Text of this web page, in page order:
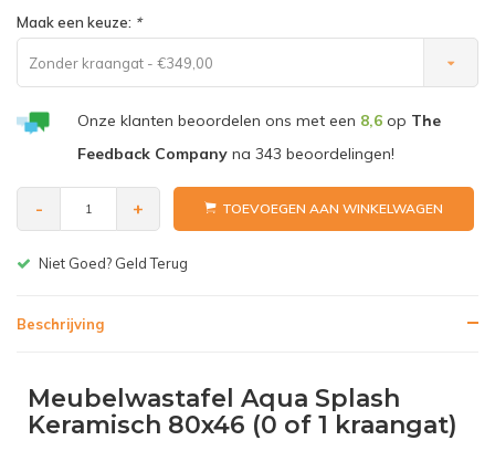
Maak een keuze: *
Zonder kraangat - €349,00
Onze klanten beoordelen ons met een 8,6op The
Feedback Companyna 343 beoordelingen!
- + TOEVOEGEN AAN WINKELWAGEN
Gratis bezorgen v.a. € 150,-(NL)
Beschrijving
Meubelwastafel Aqua Splash
Keramisch 80x46 (0 of 1 kraangat)